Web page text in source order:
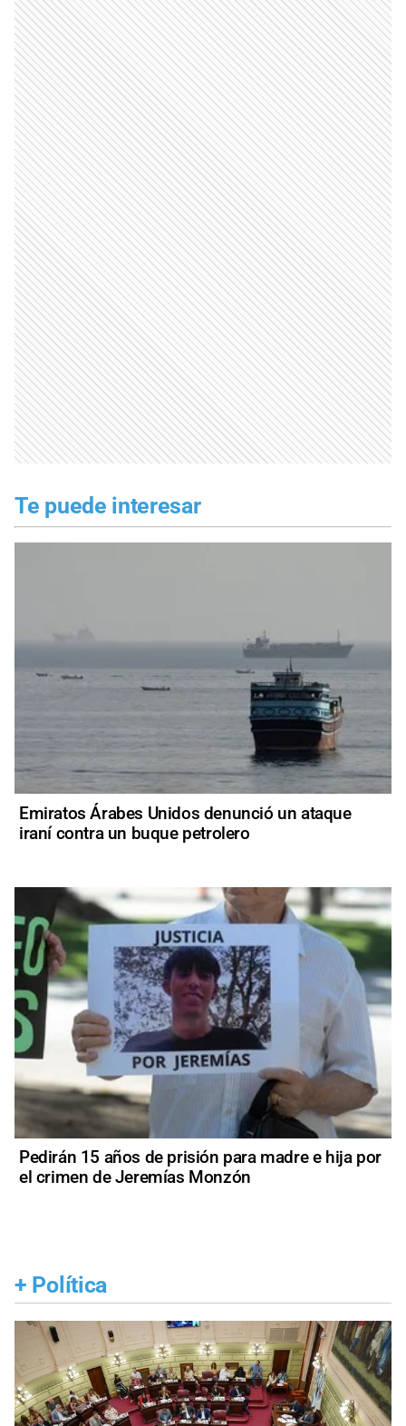
Te puede interesar
Emiratos Árabes Unidos denunció un ataque
iraní contra un buque petrolero
Pedirán 15 años de prisión para madre e hija por
el crimen de Jeremías Monzón
+ Política